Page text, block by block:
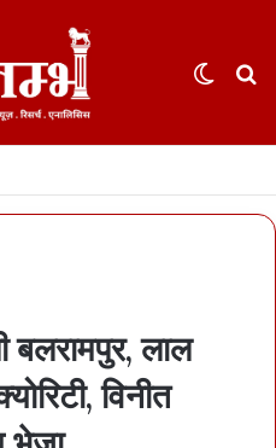
बलरामपुर, लाल
विनीत